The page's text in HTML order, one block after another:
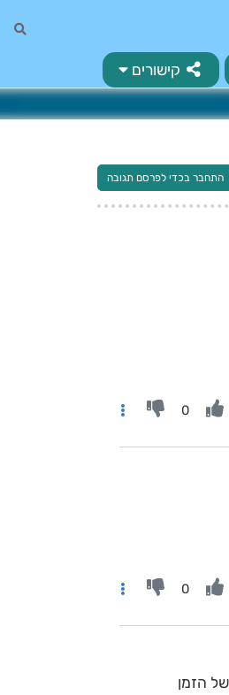
קישורים
התחבר בכדי לפרסם תגובה
0
0
הזמן